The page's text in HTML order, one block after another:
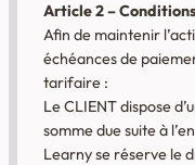
Article 2 –
Afin de maintenir
échéances de
tarifaire :
Le CLIENT dispose
somme due suite à
Learny se réserve le